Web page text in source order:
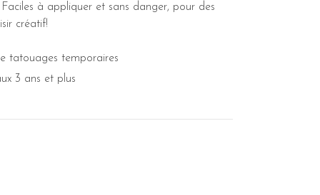
à appliquer et sans danger, pour des
créatif!
tatouages temporaires
3 ans et plus